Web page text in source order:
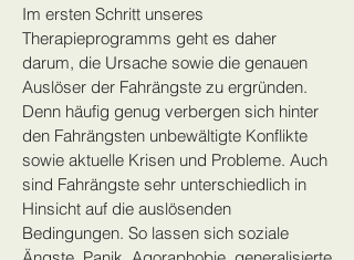
Im ersten Schritt unseres
Therapieprogramms geht es daher
darum, die Ursache sowie die genauen
Auslöser der Fahrängste zu ergründen.
Denn häufig genug verbergen sich hinter
den Fahrängsten unbewältigte Konflikte
sowie aktuelle Krisen und Probleme. Auch
sind Fahrängste sehr unterschiedlich in
Hinsicht auf die auslösenden
Bedingungen. So lassen sich soziale